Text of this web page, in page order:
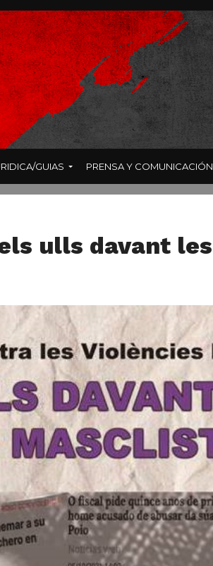
GUIAS PRENSA Y COMUNICACIÓN
ulls davant les